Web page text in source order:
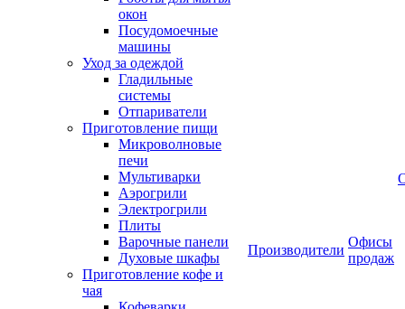
окон
Посудомоечные
машины
Уход за одеждой
Гладильные
системы
Отпариватели
Приготовление пищи
Микроволновые
печи
Мультиварки
Аэрогрили
Электрогрили
Плиты
Варочные панели
Духовые шкафы
Приготовление кофе и
чая
Производители
Офисы
продаж